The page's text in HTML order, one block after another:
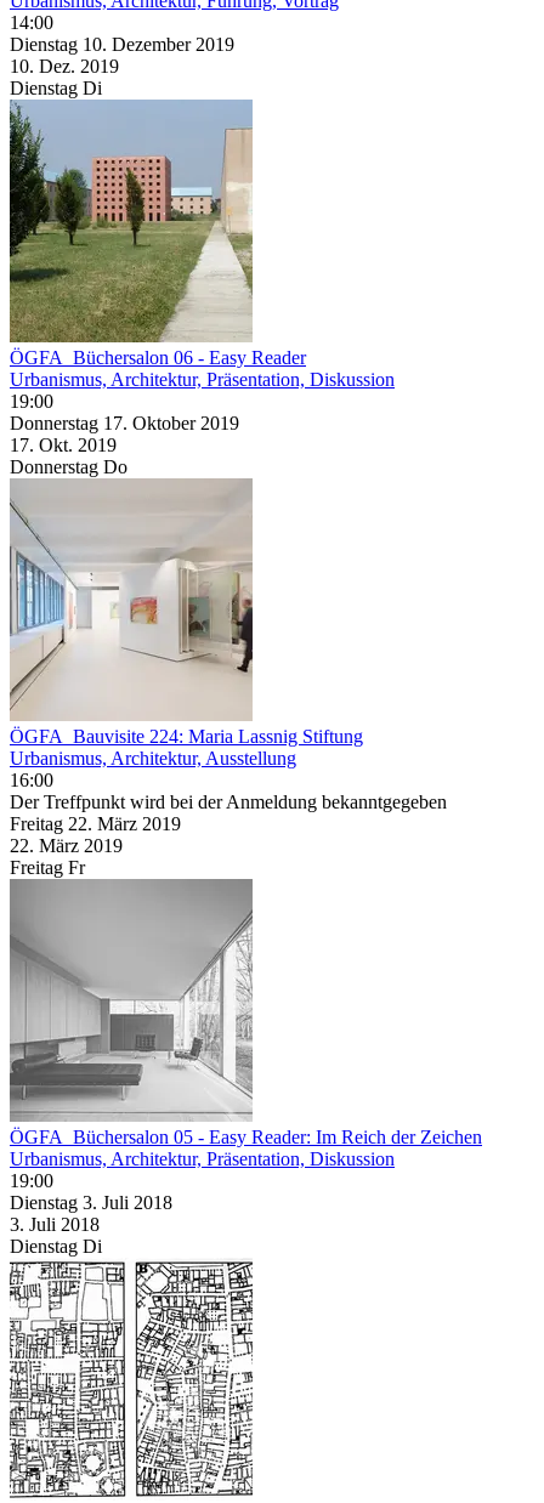
14:00
Dienstag 10. Dezember 2019
10. Dez. 2019
Dienstag Di
ÖGFA_Büchersalon 06 - Easy Reader
Urbanismus, Architektur, Präsentation, Diskussion
19:00
Donnerstag 17. Oktober 2019
17. Okt. 2019
Donnerstag Do
ÖGFA_Bauvisite 224: Maria Lassnig Stiftung
Urbanismus, Architektur, Ausstellung
16:00
Der Treffpunkt wird bei der Anmeldung bekanntgegeben
Freitag 22. März 2019
22. März 2019
Freitag Fr
ÖGFA_Büchersalon 05 - Easy Reader: Im Reich der Zeichen
Urbanismus, Architektur, Präsentation, Diskussion
19:00
Dienstag 3. Juli 2018
3. Juli 2018
Dienstag Di